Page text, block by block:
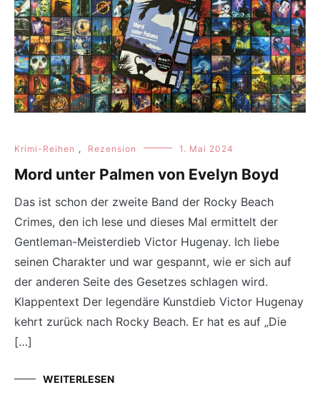
Krimi-Reihen , Rezension 1. Mai 2024
Mord unter Palmen von Evelyn Boyd
Das ist schon der zweite Band der Rocky Beach
Crimes, den ich lese und dieses Mal ermittelt der
Gentleman-Meisterdieb Victor Hugenay. Ich liebe
seinen Charakter und war gespannt, wie er sich auf
der anderen Seite des Gesetzes schlagen wird.
Klappentext Der legendäre Kunstdieb Victor Hugenay
kehrt zurück nach Rocky Beach. Er hat es auf „Die
[…]
WEITERLESEN